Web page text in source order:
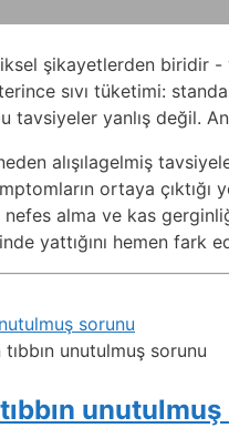
şikayetlerden biridir -
sıvı tüketimi:
tavsiyeler yanlış değil.
alışılagelmiş
ortaya
nefes alma ve kas
yattığını hemen fark
sorunu